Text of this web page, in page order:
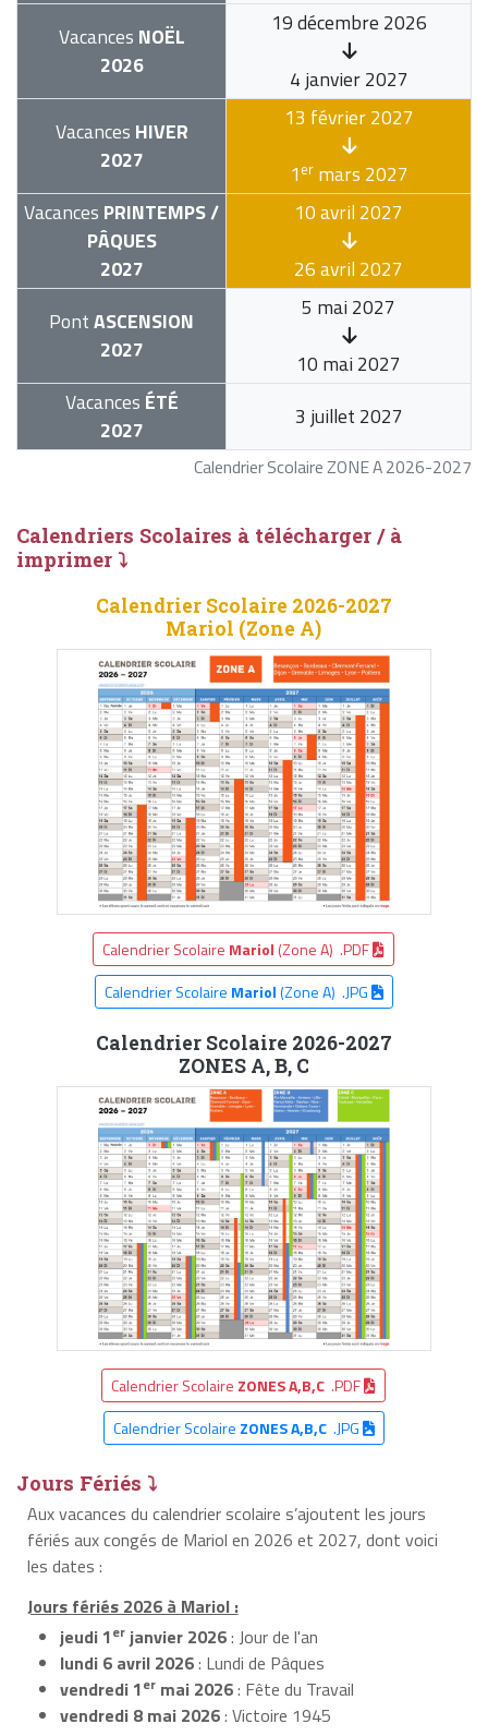
Calendrier Scolaire ZONE A 2026-2027
Vacances NOËL
2026
19 décembre 2026
4 janvier 2027
Vacances HIVER
2027
13 février 2027
1ermars 2027
Vacances PRINTEMPS /
PÂQUES
2027
10 avril 2027
26 avril 2027
PontASCENSION
2027
5 mai 2027
10 mai 2027
Vacances ÉTÉ
2027
3 juillet 2027
Calendriers Scolaires à télécharger / à
imprimer ⤵
Calendrier Scolaire 2026-2027
Mariol (Zone A)
Calendrier Scolaire Mariol (Zone A) .PDF
Calendrier Scolaire Mariol(Zone A) .JPG
Calendrier Scolaire 2026-2027
ZONES A, B, C
Calendrier Scolaire ZONES A,B,C .PDF
Calendrier Scolaire ZONES A,B,C.JPG
Jours Fériés ⤵
Aux vacances du calendrier scolaire s’ajoutent les jours
fériés aux congés de Mariol en 2026 et 2027, dont voici
les dates :
Jours fériés 2026 à Mariol :
jeudi 1er janvier 2026: Jour de l'an
lundi 6 avril 2026: Lundi de Pâques
vendredi 1er mai 2026: Fête du Travail
vendredi 8 mai 2026: Victoire 1945